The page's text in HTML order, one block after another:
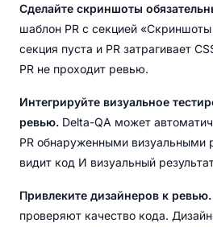
Сделайте скриншоты
шаблон PR с секцией
секция пуста и PR затрагивает
PR не проходит ревью.
Интегрируйте визуальное
ревью. Delta-QA может
PR обнаруженными визуальными
видит код И визуальный
Привлеките дизайнеров к ревью.
проверяют качество кода.